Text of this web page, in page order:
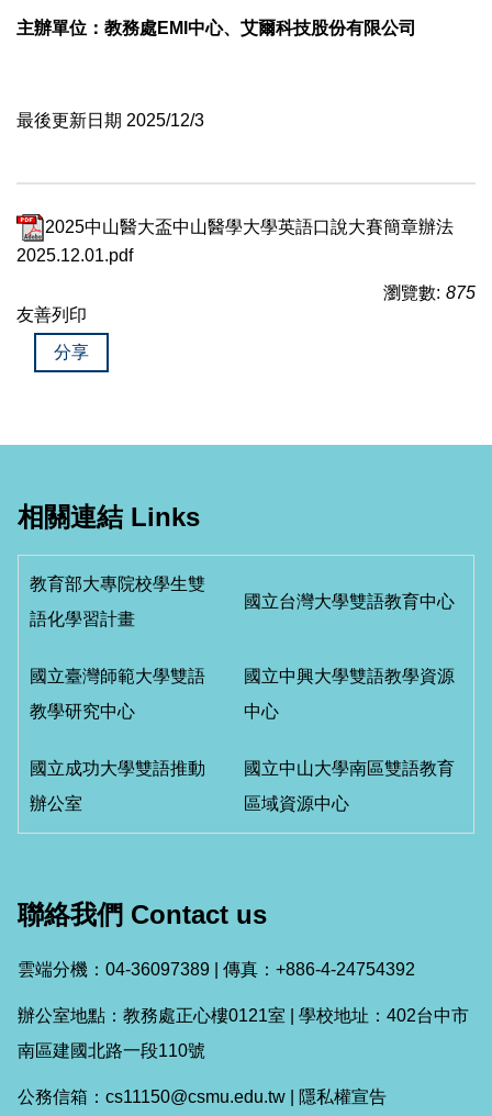
主辦單位：教務處EMI中心、艾爾科技股份有限公司
最後更新日期 2025/12/3
2025中山醫大盃中山醫學大學英語口說大賽簡章辦法
2025.12.01.pdf
瀏覽數: 875
友善列印
分享
相關連結 Links
教育部大專院校學生雙
語化學習計畫
國立台灣大學雙語教育中心
國立臺灣師範大學雙語
教學研究中心
國立中興大學雙語教學資源
中心
國立成功大學雙語推動
辦公室
國立中山大學南區雙語教育
區域資源中心
聯絡我們 Contact us
雲端分機：04-36097389 | 傳真：+886-4-24754392
辦公室地點：教務處正心樓0121室 | 學校地址：402台中市
南區建國北路一段110號
公務信箱：cs11150@csmu.edu.tw | 隱私權宣告